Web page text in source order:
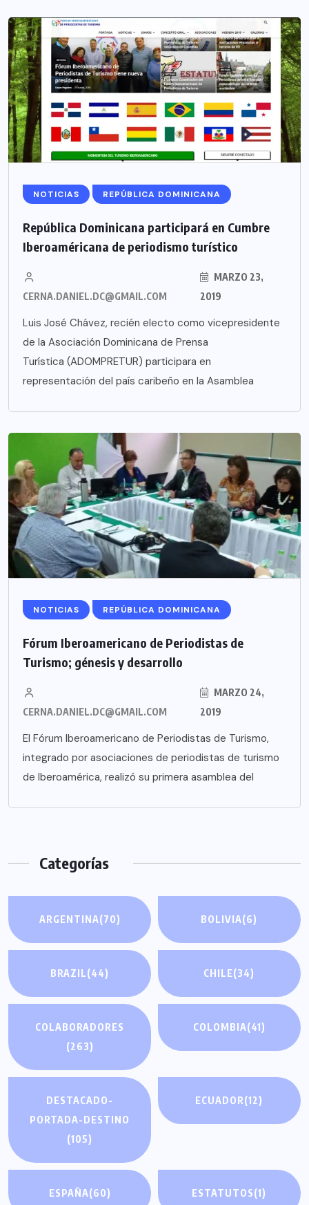
NOTICIAS REPÚBLICA DOMINICANA
República Dominicana participará en Cumbre
Iberoaméricana de periodismo turístico
CERNA.DANIEL.DC@GMAIL.COM
MARZO 23,
2019
Luis José Chávez, recién electo como vicepresidente
de la Asociación Dominicana de Prensa
Turística (ADOMPRETUR) participara en
representación del país caribeño en la Asamblea
NOTICIAS REPÚBLICA DOMINICANA
Fórum Iberoamericano de Periodistas de
Turismo; génesis y desarrollo
CERNA.DANIEL.DC@GMAIL.COM
MARZO 24,
2019
El Fórum Iberoamericano de Periodistas de Turismo,
integrado por asociaciones de periodistas de turismo
de Iberoamérica, realizó su primera asamblea del
Categorías
ARGENTINA(70) BOLIVIA(6)
BRAZIL(44) CHILE(34)
COLABORADORES
(263)
COLOMBIA(41)
DESTACADO-
PORTADA-DESTINO
(105)
ECUADOR(12)
ESPAÑA(60) ESTATUTOS(1)